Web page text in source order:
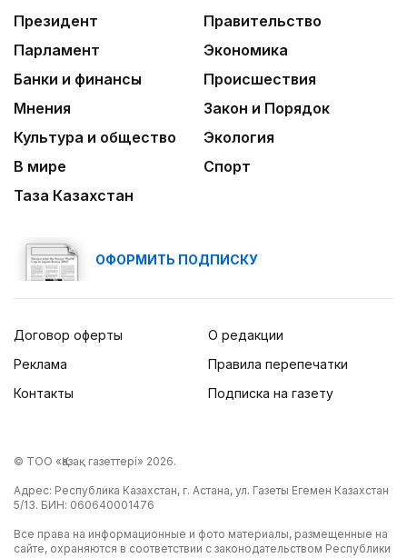
Президент
Правительство
Парламент
Экономика
Банки и финансы
Происшествия
Мнения
Закон и Порядок
Культура и общество
Экология
В мире
Спорт
Таза Казахстан
ОФОРМИТЬ ПОДПИСКУ
Договор оферты
Реклама
Контакты
О редакции
Правила перепечатки
Подписка на газету
© ТОО «Қазақ газеттері» 2026.
Адрес: Республика Казахстан, г. Астана, ул. Газеты Егемен Казахстан
5/13. БИН: 060640001476
Все права на информационные и фото материалы, размещенные на
сайте, охраняются в соответствии с законодательством Республики